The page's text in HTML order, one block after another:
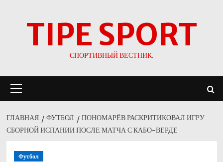
TIPE SPORT
СПОРТИВНЫЙ ВЕСТНИК.
меню
ГЛАВНАЯ ФУТБОЛ
ПОНОМАРЁВ РАСКРИТИКОВАЛ ИГРУ
СБОРНОЙ ИСПАНИИ ПОСЛЕ МАТЧА С КАБО-ВЕРДЕ
Футбол